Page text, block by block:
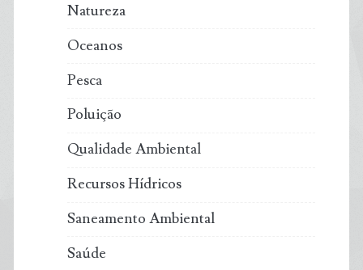
Natureza
Oceanos
Pesca
Poluição
Qualidade Ambiental
Recursos Hídricos
Saneamento Ambiental
Saúde